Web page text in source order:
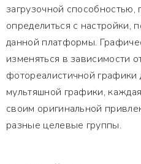
загрузочной способностью,
определиться с настройки,
данной платформы.
изменяться в зависимости
фотореалистичной графики
мультяшной графики,
своим оригинальной
разные целевые группы.